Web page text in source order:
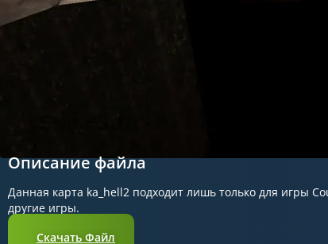
Описание файла
Данная карта ka_hell2 подходит лишь только для игры
другие игры.
Скачать Файл